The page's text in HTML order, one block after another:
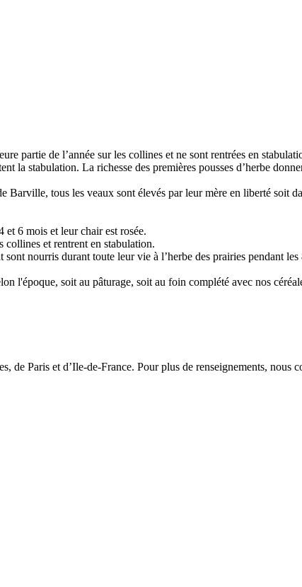
partie de l’année sur les collines et ne sont rentrées en
la stabulation. La richesse des premières pousses d’herbe
tous les veaux sont élevés par leur mère en liberté soit
et 6 mois et leur chair est rosée.
collines et rentrent en stabulation.
sont nourris durant toute leur vie à l’herbe des prairies pendant
l'époque, soit au pâturage, soit au foin complété avec nos
Paris et d’Ile-de-France. Pour plus de renseignements, nous